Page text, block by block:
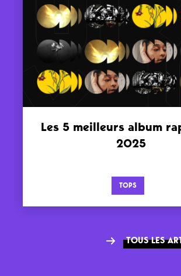
Les 5 meilleurs album
2025
TOPS
TOUS LES